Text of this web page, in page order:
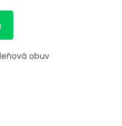
obuv